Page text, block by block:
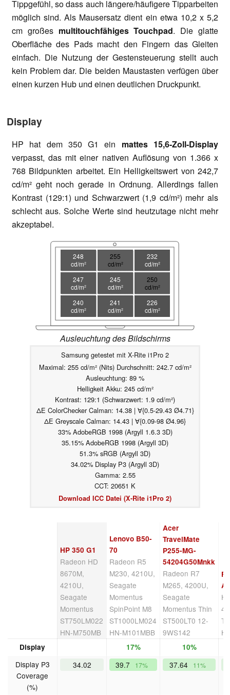
Tippgefühl, so dass auch längere/häufigere Tipparbeiten
möglich sind. Als Mausersatz dient ein etwa 10,2 x 5,2
cm großes multitouchfähiges Touchpad. Die glatte
Oberfläche des Pads macht den Fingern das Gleiten
einfach. Die Nutzung der Gestensteuerung stellt auch
kein Problem dar. Die beiden Maustasten verfügen über
einen kurzen Hub und einen deutlichen Druckpunkt.
Display
HP hat dem 350 G1 ein mattes 15,6-Zoll-Display
verpasst, das mit einer nativen Auflösung von 1.366 x
768 Bildpunkten arbeitet. Ein Helligkeitswert von 242,7
cd/m² geht noch gerade in Ordnung. Allerdings fallen
Kontrast (129:1) und Schwarzwert (1,9 cd/m²) mehr als
schlecht aus. Solche Werte sind heutzutage nicht mehr
akzeptabel.
248
cd/m²
255
cd/m²
232
cd/m²
247
cd/m²
245
cd/m²
250
cd/m²
240
cd/m²
241
cd/m²
226
cd/m²
Ausleuchtung des Bildschirms
Samsung getestet mit X-Rite i1Pro 2
Maximal: 255 cd/m² (Nits) Durchschnitt: 242.7 cd/m²
Ausleuchtung: 89 %
Helligkeit Akku: 245 cd/m²
Kontrast: 129:1 (Schwarzwert: 1.9 cd/m²)
ΔE ColorChecker Calman: 14.38 | ∀{0.5-29.43 Ø4.71}
ΔE Greyscale Calman: 14.43 | ∀{0.09-98 Ø4.96}
33% AdobeRGB 1998 (Argyll 1.6.3 3D)
35.15% AdobeRGB 1998 (Argyll 3D)
51.3% sRGB (Argyll 3D)
34.02% Display P3 (Argyll 3D)
Gamma: 2.55
CCT: 20651 K
Download ICC Datei (X-Rite i1Pro 2)
HP 350 G1
Radeon HD
8670M,
4210U,
Seagate
Momentus
ST750LM022
HN-M750MB
Lenovo B50-
70
Radeon R5
M230, 4210U,
Seagate
Momentus
SpinPoint M8
ST1000LM024
HN-M101MBB
Acer
TravelMate
P255-MG-
54204G50Mnkk
Radeon R7
M265, 4200U,
Seagate
Momentus Thin
ST500LT0 12-
9WS142
Display 17% 10%
Display P3
Coverage
(%)
34.02 39.7 17% 37.64 11%